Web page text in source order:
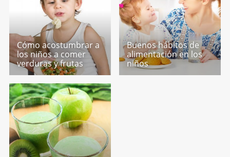
Cómo acostumbrar a
los niños a comer
verduras y frutas
Buenos hábitos de
alimentación en los
niños